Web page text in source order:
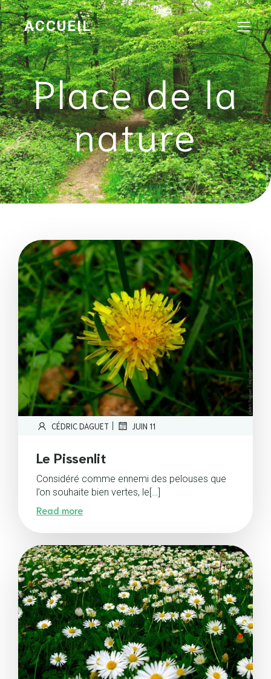
ACCUEIL
Place de la
nature
CÉDRIC DAGUET | JUIN 11
Le Pissenlit
Considéré comme ennemi des pelouses que
l’on souhaite bien vertes, le[…]
Read more